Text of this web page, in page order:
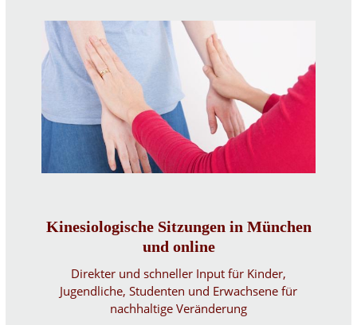
Kinesiologische Sitzungen in München
und online
Direkter und schneller Input für Kinder,
Jugendliche, Studenten und Erwachsene für
nachhaltige Veränderung